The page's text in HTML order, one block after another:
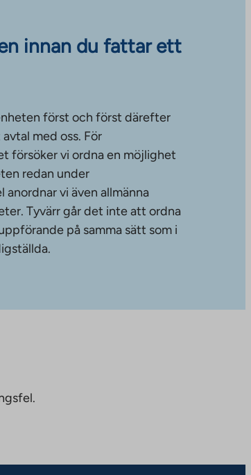
innan du fattar ett
först och först därefter
med oss. För
försöker vi ordna en möjlighet
redan under
anordnar vi även allmänna
Tyvärr går det inte att ordna
på samma sätt som i